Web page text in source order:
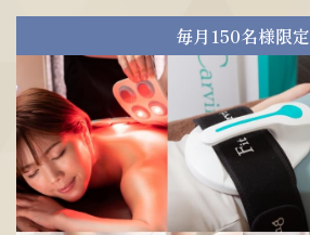
毎月150名様限定